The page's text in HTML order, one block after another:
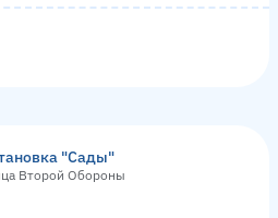
"Сады"
Второй Обороны